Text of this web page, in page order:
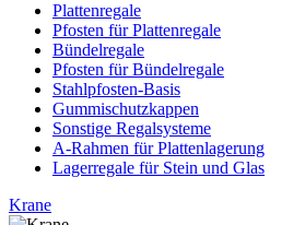
Plattenregale
Pfosten für Plattenregale
Bündelregale
Pfosten für Bündelregale
Stahlpfosten-Basis
Gummischutzkappen
Sonstige Regalsysteme
A-Rahmen für Plattenlagerung
Lagerregale für Stein und Glas
Krane